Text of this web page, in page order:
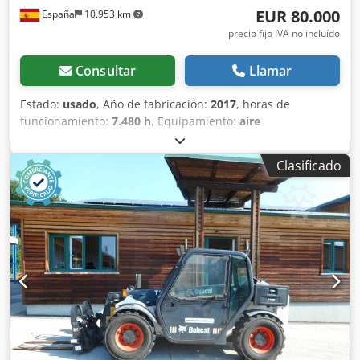
España 10.953 km EUR 80.000
precio fijo IVA no incluído
Consultar Llamar
Estado: usado, Año de fabricación: 2017, horas de
funcionamiento: 7.480 h, Equipamiento: aire
, Año de fabricación: 2017 Peso en vacío:
18.890 kg Dimensiones (lxanxal): 810 x 292 x 348 cm Dksdjy
Nwukjpfx Apyor = Más opciones y accesorios = - Sistema de
lubricación central = Comentarios = Ubicación: El Burgo de
Ebro (Zaragoza) La pala cargadora de ocasión Doosan
DL300 está diseñada para que el operador pueda trabajar
durante horas y bajo condiciones excelentes. Más espacio,
mejor visibilidad, aire acondicionado, un asiento muy
cómodo, espacio de almacenamiento suficiente y más
características. Capacidad de carga 3 m³ (3.000 l.). Pala
cargadora de segunda mano a la venta con una cuchara
en su extremo frontal idónea en la construcción de
edificios, minería, carreteras, autopistas, túneles o presas
Clasificado